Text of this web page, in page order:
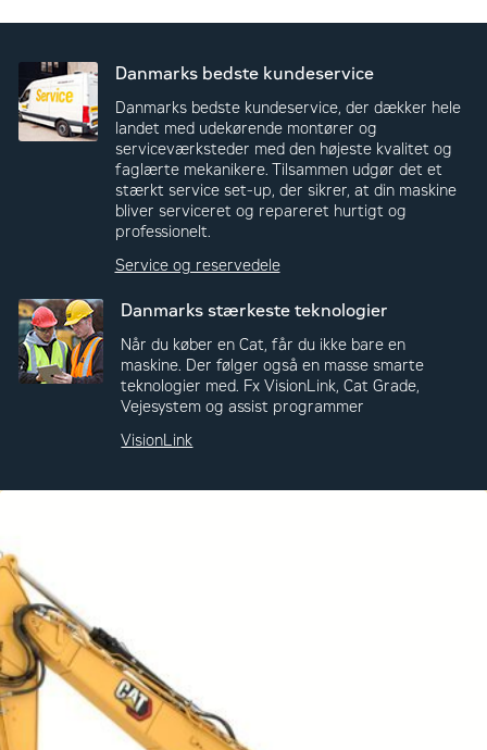
Danmarks bedste kundeservice
Danmarks bedste kundeservice, der dækker hele
landet med udekørende montører og
serviceværksteder med den højeste kvalitet og
faglærte mekanikere. Tilsammen udgør det et
stærkt service set-up, der sikrer, at din maskine
bliver serviceret og repareret hurtigt og
professionelt.
Service og reservedele
Danmarks stærkeste teknologier
Når du køber en Cat, får du ikke bare en
maskine. Der følger også en masse smarte
teknologier med. Fx VisionLink, Cat Grade,
Vejesystem og assist programmer
VisionLink